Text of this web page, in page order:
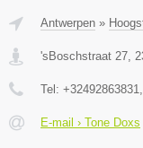
Antwerpen »
'sBoschstraat 27,
Tel: +32492863831
E-mail › Tone Doxs